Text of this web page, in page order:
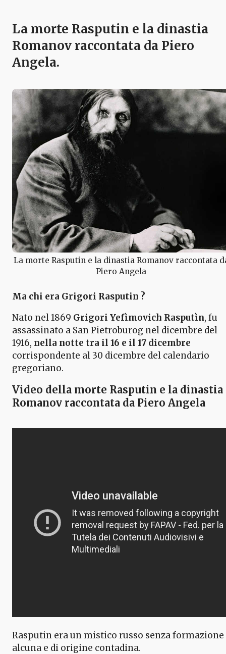
La morte Rasputin e la dinastia
Romanov raccontata da Piero
Angela.
La morte Rasputin e la dinastia Romanov raccontata
Piero Angela
Ma chi era Grigori Rasputin ?
Nato nel 1869 Grigori Yefìmovich Rasputìn, fu
assassinato a San Pietroburog nel dicembre del
1916, nella notte tra il 16 e il 17 dicembre
corrispondente al 30 dicembre del calendario
gregoriano.
Video della morte Rasputin e la dinastia
Romanov raccontata da Piero Angela
Rasputin era un mistico russo senza formazione
alcuna e di origine contadina.